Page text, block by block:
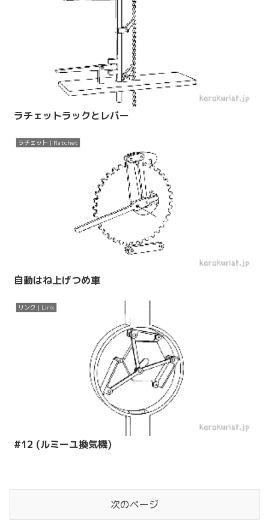
ラチェットラックとレバー
ラチェット | Ratchet
自動はね上げつめ車
リンク | Link
#12 (ルミーユ換気機)
次のページ